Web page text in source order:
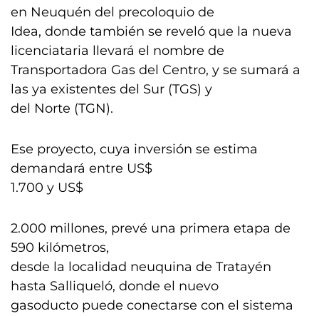
en Neuquén del precoloquio de
Idea, donde también se reveló que la nueva
licenciataria llevará el nombre de
Transportadora Gas del Centro, y se sumará a
las ya existentes del Sur (TGS) y
del Norte (TGN).
Ese proyecto, cuya inversión se estima
demandará entre US$
1.700 y US$
2.000 millones, prevé una primera etapa de
590 kilómetros,
desde la localidad neuquina de Tratayén
hasta Salliqueló, donde el nuevo
gasoducto puede conectarse con el sistema